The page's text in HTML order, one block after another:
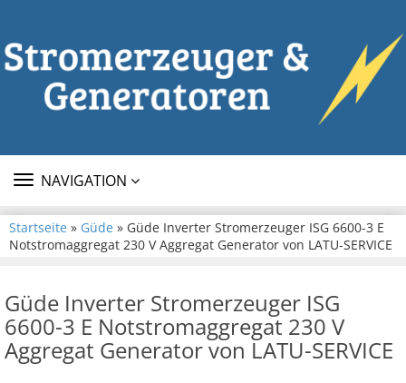
TOGGLE
NAVIGATION
Startseite » Güde » Güde Inverter Stromerzeuger ISG 6600-3 E
Notstromaggregat 230 V Aggregat Generator von LATU-SERVICE
Güde Inverter Stromerzeuger ISG
6600-3 E Notstromaggregat 230 V
Aggregat Generator von LATU-SERVICE